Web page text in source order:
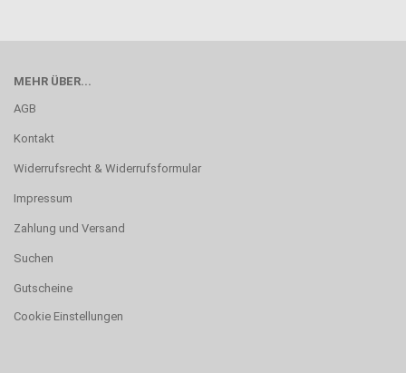
MEHR ÜBER...
AGB
Kontakt
Widerrufsrecht & Widerrufsformular
Impressum
Zahlung und Versand
Suchen
Gutscheine
Cookie Einstellungen